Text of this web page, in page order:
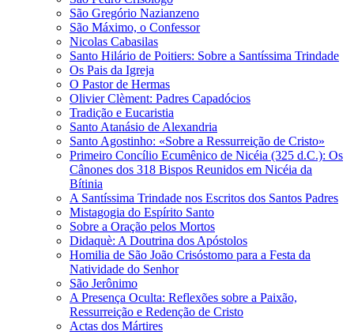
São Gregório Nazianzeno
São Máximo, o Confessor
Nicolas Cabasilas
Santo Hilário de Poitiers: Sobre a Santíssima Trindade
Os Pais da Igreja
O Pastor de Hermas
Olivier Clèment: Padres Capadócios
Tradição e Eucaristia
Santo Atanásio de Alexandria
Santo Agostinho: «Sobre a Ressurreição de Cristo»
Primeiro Concílio Ecumênico de Nicéia (325 d.C.): Os
Cânones dos 318 Bispos Reunidos em Nicéia da
Bítinia
A Santíssima Trindade nos Escritos dos Santos Padres
Mistagogia do Espírito Santo
Sobre a Oração pelos Mortos
Didaquè: A Doutrina dos Apóstolos
Homilia de São João Crisóstomo para a Festa da
Natividade do Senhor
São Jerônimo
A Presença Oculta: Reflexões sobre a Paixão,
Ressurreição e Redenção de Cristo
Actas dos Mártires